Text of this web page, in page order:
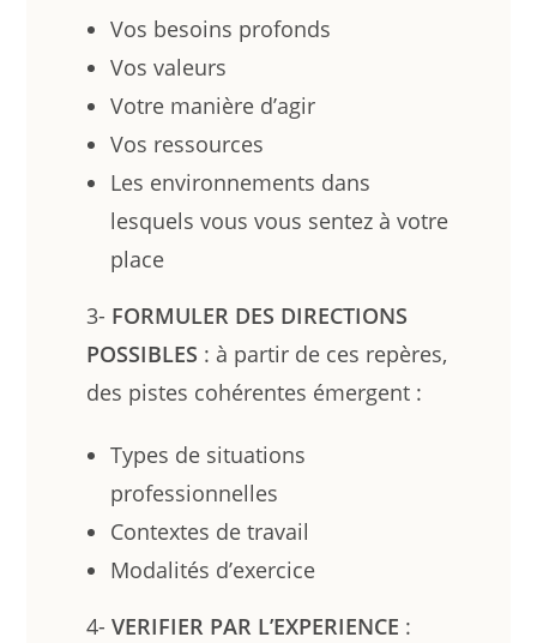
Vos besoins profonds
Vos valeurs
Votre manière d’agir
Vos ressources
Les environnements dans
lesquels vous vous sentez à votre
place
3- FORMULER DES DIRECTIONS
POSSIBLES : à partir de ces repères,
des pistes cohérentes émergent :
Types de situations
professionnelles
Contextes de travail
Modalités d’exercice
4-VERIFIER PAR L’EXPERIENCE :